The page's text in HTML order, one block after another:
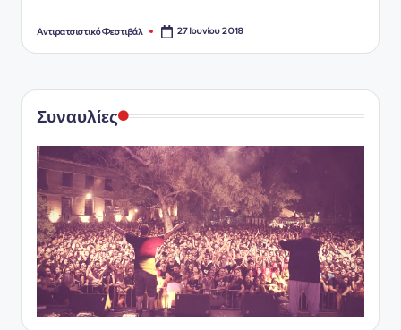
α
Συγγραφέας:
Αντιρατσιστικό Φεστιβάλ 27 Ιουνίου 2018
Συναυλίες